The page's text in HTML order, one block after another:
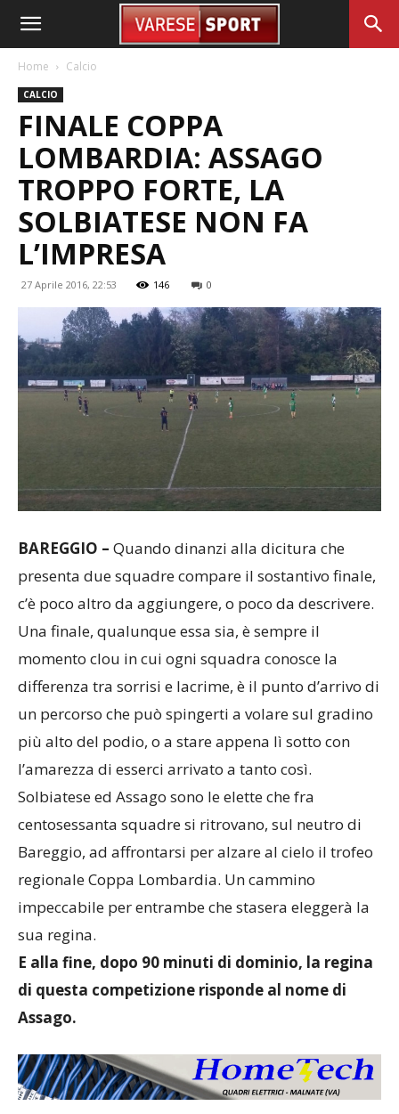
Home Calcio
CALCIO
FINALE COPPA
LOMBARDIA: ASSAGO
TROPPO FORTE, LA
SOLBIATESE NON FA
L’IMPRESA
27 Aprile 2016, 22:53 146 0
BAREGGIO – Quando dinanzi alla dicitura che
presenta due squadre compare il sostantivo finale,
c’è poco altro da aggiungere, o poco da descrivere.
Una finale, qualunque essa sia, è sempre il
momento clou in cui ogni squadra conosce la
differenza tra sorrisi e lacrime, è il punto d’arrivo di
un percorso che può spingerti a volare sul gradino
più alto del podio, o a stare appena lì sotto con
l’amarezza di esserci arrivato a tanto così.
Solbiatese ed Assago sono le elette che fra
centosessanta squadre si ritrovano, sul neutro di
Bareggio, ad affrontarsi per alzare al cielo il trofeo
regionale Coppa Lombardia. Un cammino
impeccabile per entrambe che stasera eleggerà la
sua regina.
E alla fine, dopo 90 minuti di dominio, la regina
di questa competizione risponde al nome di
Assago.